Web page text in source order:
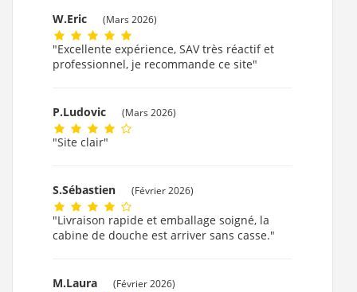
W.Eric (Mars 2026)
"Excellente expérience, SAV très réactif et
professionnel, je recommande ce site"
P.Ludovic (Mars 2026)
"Site clair"
S.Sébastien (Février 2026)
"Livraison rapide et emballage soigné, la
cabine de douche est arriver sans casse."
M.Laura (Février 2026)